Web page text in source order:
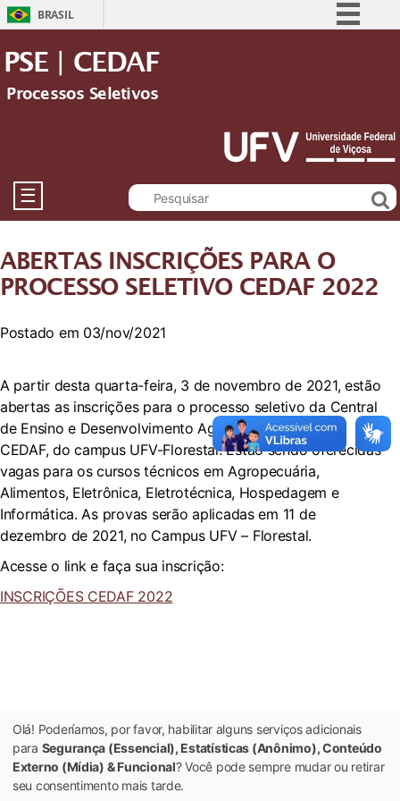
BRASIL
Acesso à informação
Legislação
Canais
PSE | CEDAF
Processos Seletivos
☰
ABERTAS INSCRIÇÕES PARA O
PROCESSO SELETIVO CEDAF 2022
Postado em 03/nov/2021
A partir desta quarta-feira, 3 de novembro de 2021, estão
abertas as inscrições para o processo seletivo da Central
de Ensino e Desenvolvimento Agrário de Florestal –
CEDAF, do campus UFV-Florestal. Estão sendo oferecidas
vagas para os cursos técnicos em Agropecuária,
Alimentos, Eletrônica, Eletrotécnica, Hospedagem e
Informática. As provas serão aplicadas em 11 de
dezembro de 2021, no Campus UFV – Florestal.
Acesse o link e faça sua inscrição:
INSCRIÇÕES CEDAF 2022
Olá! Poderíamos, por favor, habilitar alguns serviços adicionais
para Segurança (Essencial), Estatísticas (Anônimo), Conteúdo
Externo (Mídia) & Funcional? Você pode sempre mudar ou retirar
seu consentimento mais tarde.